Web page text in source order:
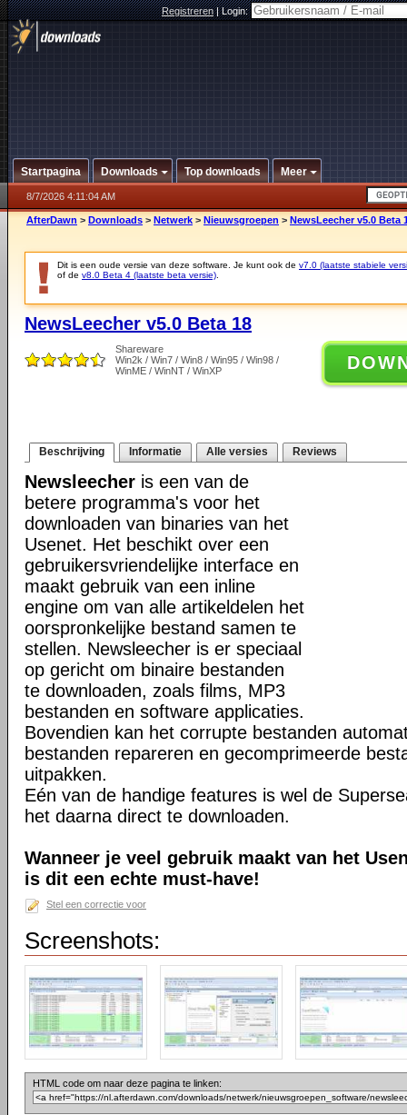
Registreren|Login:
Startpagina Downloads Top downloads Meer
8/7/2026 4:11:04 AM
AfterDawn > Downloads > Netwerk > Nieuwsgroepen > NewsLeecher v5.0 Beta
Dit is een oude versie van deze software. Je kunt ook de v7.0 (laatste stabiele
of de v8.0 Beta 4 (laatste beta versie)
NewsLeecher v5.0 Beta 18
Shareware
Win2k / Win7 / Win8 / Win95 / Win98 /
WinME / WinNT / WinXP
Beschrijving Informatie Alle versies Reviews
Newsleecher is een van de
betere programma's voor het
downloaden van binaries van het
Usenet. Het beschikt over een
gebruikersvriendelijke interface en
maakt gebruik van een inline
engine om van alle artikeldelen het
oorspronkelijke bestand samen te
stellen. Newsleecher is er speciaal
op gericht om binaire bestanden
te downloaden, zoals films, MP3
bestanden en software applicaties.
Bovendien kan het corrupte bestanden
bestanden repareren en gecomprimeerde
uitpakken.
Eén van de handige features is wel de
het daarna direct te downloaden.
Wanneer je veel gebruik maakt van het
is dit een echte must-have!
Stel een correctie voor
Screenshots:
HTML code om naar deze pagina te linken: